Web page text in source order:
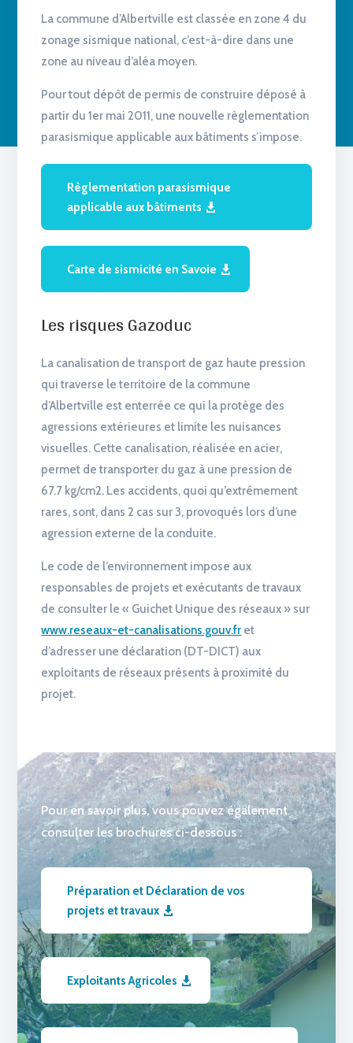
La commune d’Albertville est classée en zone 4 du
zonage sismique national, c’est-à-dire dans une
zone au niveau d’aléa moyen.
Pour tout dépôt de permis de construire déposé à
partir du 1er mai 2011, une nouvelle règlementation
parasismique applicable aux bâtiments s’impose.
Règlementation parasismique
applicable aux bâtiments
Carte de sismicité en Savoie
Les risques Gazoduc
La canalisation de transport de gaz haute pression
qui traverse le territoire de la commune
d’Albertville est enterrée ce qui la protège des
agressions extérieures et limite les nuisances
visuelles. Cette canalisation, réalisée en acier,
permet de transporter du gaz à une pression de
67.7 kg/cm2. Les accidents, quoi qu’extrêmement
rares, sont, dans 2 cas sur 3, provoqués lors d’une
agression externe de la conduite.
Le code de l’environnement impose aux
responsables de projets et exécutants de travaux
de consulter le « Guichet Unique des réseaux » sur
www.reseaux-et-canalisations.gouv.fr et
d’adresser une déclaration (DT-DICT) aux
exploitants de réseaux présents à proximité du
projet.
Pour en savoir plus, vous pouvez également
consulter les brochures ci-dessous :
Préparation et Déclaration de vos
projets et travaux
Exploitants Agricoles